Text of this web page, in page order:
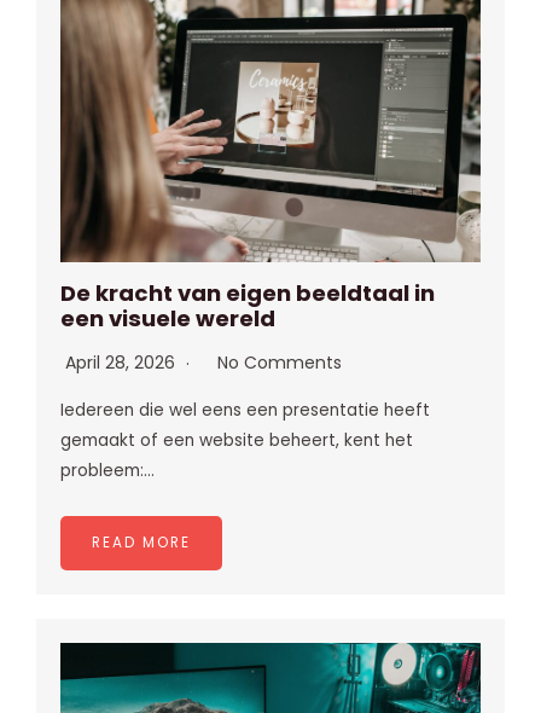
De kracht van eigen beeldtaal in
een visuele wereld
April 28, 2026 No Comments
Iedereen die wel eens een presentatie heeft
gemaakt of een website beheert, kent het
probleem:…
READ MORE